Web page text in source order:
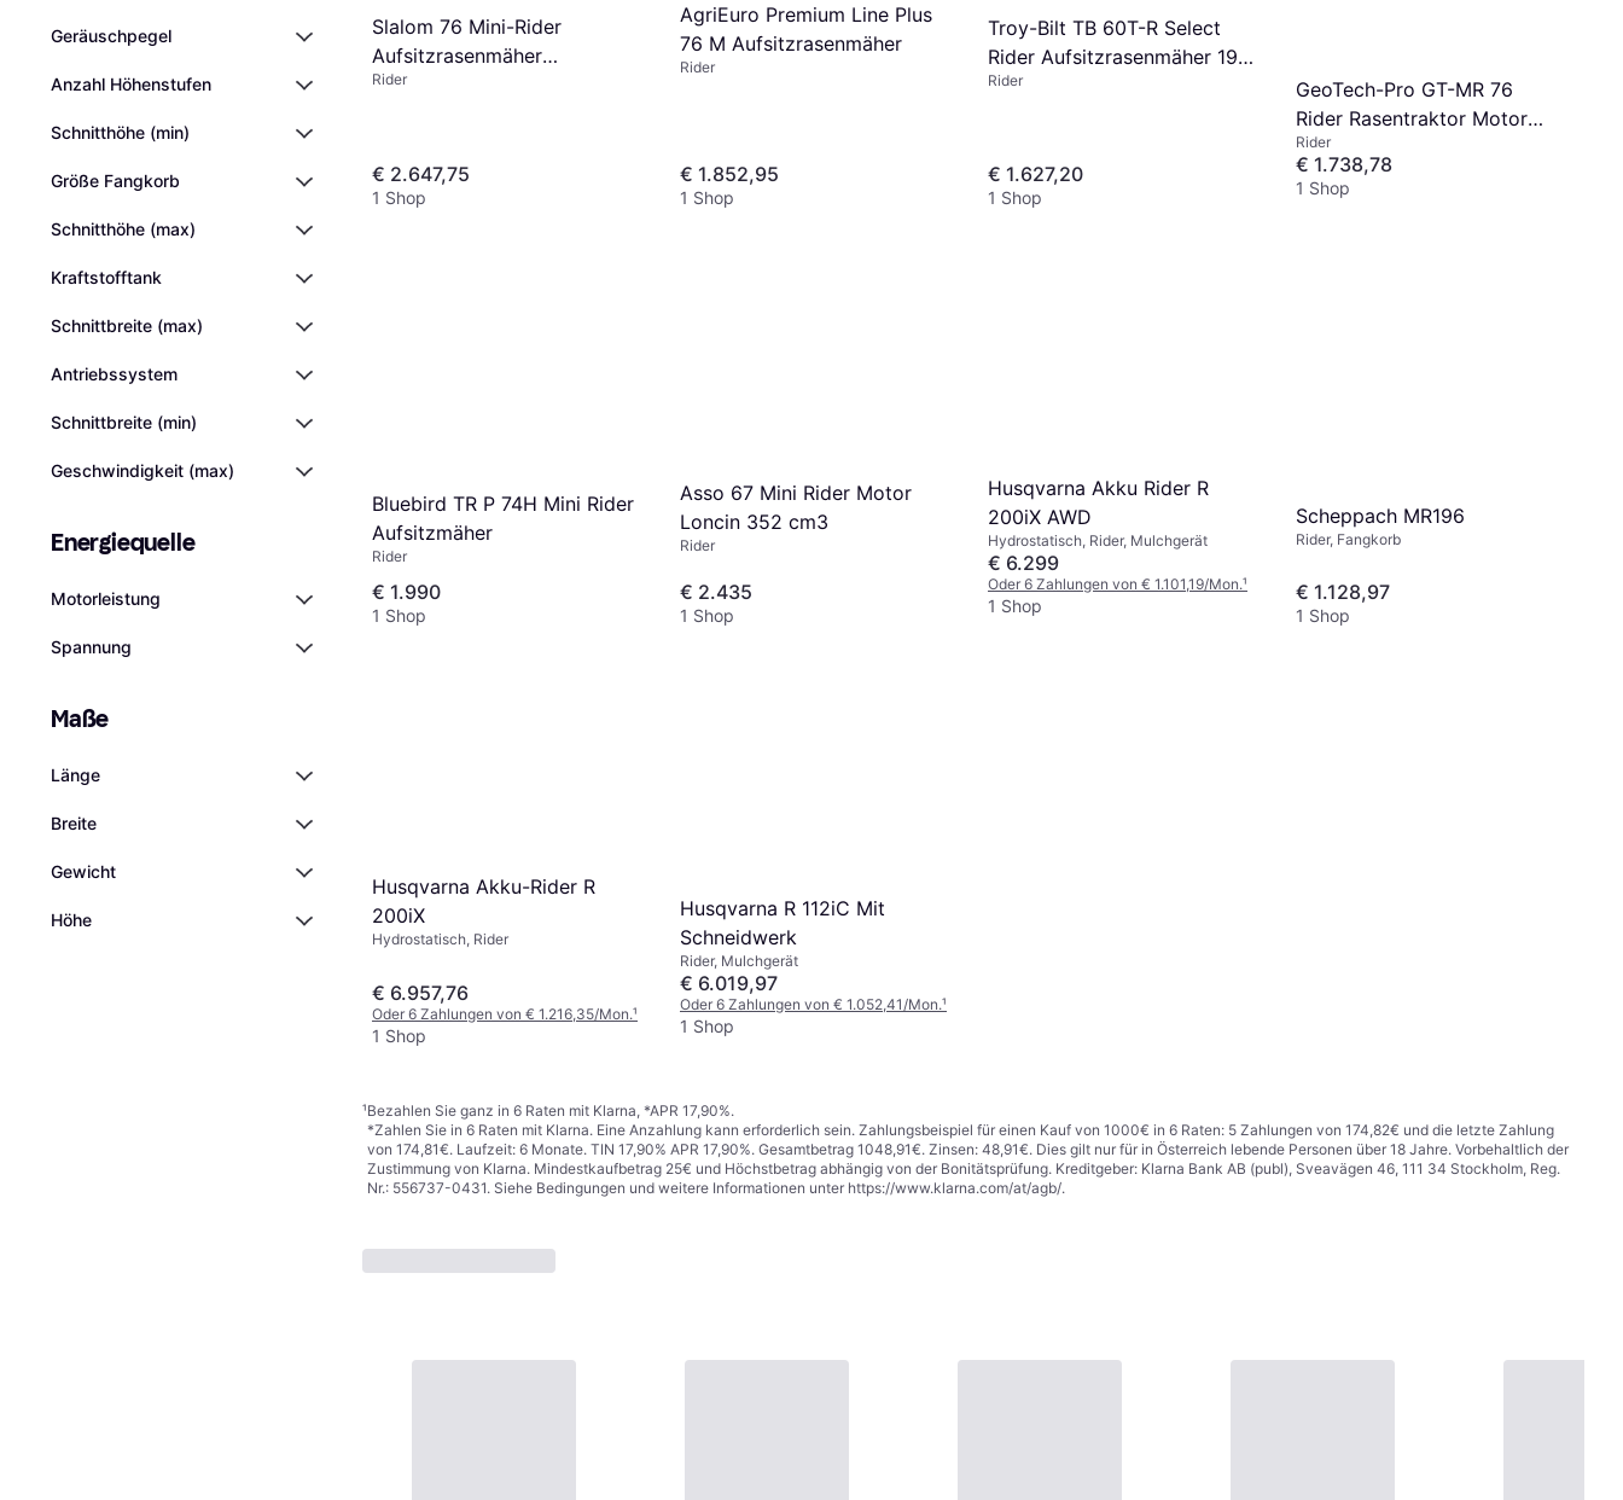
Geräuschpegel
Anzahl Höhenstufen
Schnitthöhe (min)
Größe Fangkorb
Schnitthöhe (max)
Kraftstofftank
Schnittbreite (max)
Antriebssystem
Schnittbreite (min)
Geschwindigkeit (max)
Energiequelle
Motorleistung
Spannung
Maße
Länge
Breite
Gewicht
Höhe
Slalom 76 Mini-Rider
Aufsitzrasenmäher
Hydrostatgetriebe
Rider
€ 2.647,75
1 Shop
AgriEuro Premium Line Plus
76 M Aufsitzrasenmäher
Rider
€ 1.852,95
1 Shop
Troy-Bilt TB 60T-R Select
Rider Aufsitzrasenmäher 196
ccm
Rider
€ 1.627,20
1 Shop
GeoTech-Pro GT-MR 76
Rider Rasentraktor Motor
432 cm3
Rider
€ 1.738,78
1 Shop
Bluebird TR P 74H Mini Rider
Aufsitzmäher
Rider
€ 1.990
1 Shop
Asso 67 Mini Rider Motor
Loncin 352 cm3
Rider
€ 2.435
1 Shop
Husqvarna Akku Rider R
200iX AWD
Hydrostatisch, Rider, Mulchgerät
€ 6.299
Oder 6 Zahlungen von € 1.101,19/Mon.¹
1 Shop
Scheppach MR196
Rider, Fangkorb
€ 1.128,97
1 Shop
Husqvarna Akku-Rider R
200iX
Hydrostatisch, Rider
€ 6.957,76
Oder 6 Zahlungen von € 1.216,35/Mon.¹
1 Shop
Husqvarna R 112iC Mit
Schneidwerk
Rider, Mulchgerät
€ 6.019,97
Oder 6 Zahlungen von € 1.052,41/Mon.¹
1 Shop
¹Bezahlen Sie ganz in 6 Raten mit Klarna, *APR 17,90%.
*Zahlen Sie in 6 Raten mit Klarna. Eine Anzahlung kann erforderlich sein. Zahlungsbeispiel für einen Kauf von 1000€ in 6 Raten: 5 Zahlungen von 174,82€ und die letzte Zahlung
von 174,81€. Laufzeit: 6 Monate. TIN 17,90% APR 17,90%. Gesamtbetrag 1048,91€. Zinsen: 48,91€. Dies gilt nur für in Österreich lebende Personen über 18 Jahre. Vorbehaltlich der
Zustimmung von Klarna. Mindestkaufbetrag 25€ und Höchstbetrag abhängig von der Bonitätsprüfung. Kreditgeber: Klarna Bank AB (publ), Sveavägen 46, 111 34 Stockholm, Reg.
Nr.: 556737-0431. Siehe Bedingungen und weitere Informationen unter https://www.klarna.com/at/agb/.